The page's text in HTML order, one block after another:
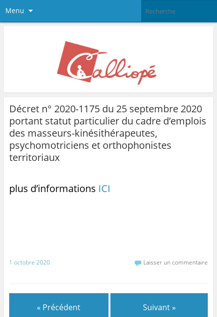
Menu
Décret n° 2020-1175 du 25 septembre 2020
portant statut particulier du cadre d’emplois
des masseurs-kinésithérapeutes,
psychomotriciens et orthophonistes
territoriaux
plus d’informations ICI
1 octobre 2020 Laisser un commentaire
« Précédent Suivant »